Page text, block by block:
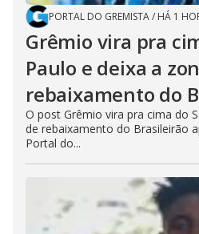
PORTAL DO GREMISTA/ HÁ 1
Grêmio vira pra
Paulo e deixa a
rebaixamento do
O post Grêmio vira pra cima do
de rebaixamento do Brasileirão
Portal do...